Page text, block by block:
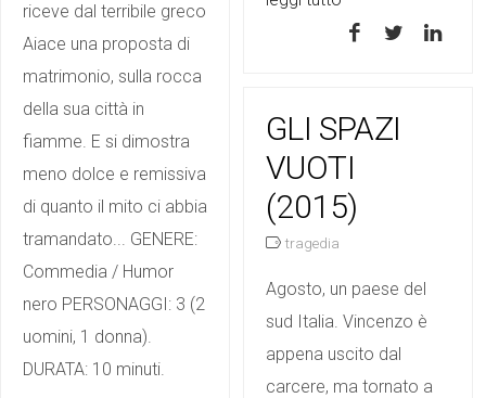
riceve dal terribile greco
Aiace una proposta di
matrimonio, sulla rocca
della sua città in
fiamme. E si dimostra
meno dolce e remissiva
di quanto il mito ci abbia
tramandato... GENERE:
Commedia / Humor
nero PERSONAGGI: 3 (2
uomini, 1 donna).
DURATA: 10 minuti.
GLI SPAZI
VUOTI
(2015)
tragedia
Agosto, un paese del
sud Italia. Vincenzo è
appena uscito dal
carcere, ma tornato a